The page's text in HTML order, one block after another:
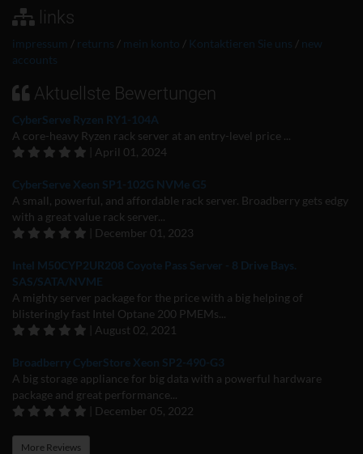
links
impressum / returns / mein konto / Kontaktieren Sie uns / new
accounts
Aktuellste Bewertungen
CyberServe Ryzen RY1-104A
A core-heavy Ryzen rack server at an entry-level price ...
| April 01, 2024
CyberServe Xeon SP1-102G NVMe G5
A small, powerful, and affordable rack server. Broadberry gets edgy
with a great value rack server...
| December 01, 2023
Intel M50CYP2UR208 Coyote Pass Server - 8 Drive Bays.
SAS/SATA/NVME
A mighty server package for the price with a big helping of
blisteringly fast Intel Optane 200 PMEMs...
| August 02, 2021
Broadberry CyberStore Xeon SP2-490-G3
A big storage appliance for big data with a powerful hardware
package and great performance...
| December 05, 2022
More Reviews